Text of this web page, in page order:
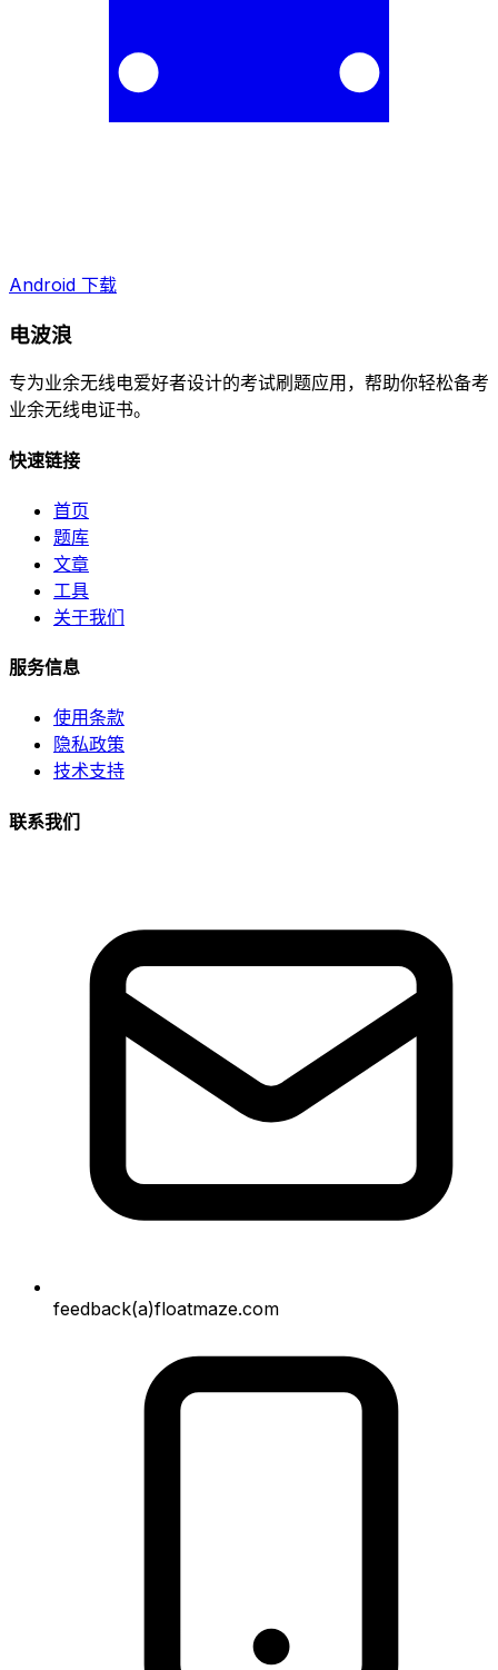
Android 下载
电波浪
专为业余无线电爱好者设计的考试刷题应用，帮助你轻松备考
业余无线电证书。
快速链接
首页
题库
文章
工具
关于我们
服务信息
使用条款
隐私政策
技术支持
联系我们
feedback(a)floatmaze.com